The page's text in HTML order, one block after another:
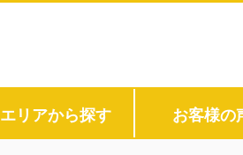
エリアから探す お客様の